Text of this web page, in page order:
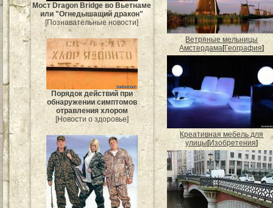
Мост Dragon Bridge во Вьетнаме
или "Огнедышащий дракон"
[Познавательные новости]
Порядок действий при
обнаружении симптомов
отравления хлором
[Новости о здоровье]
Ветряные мельницы
Амстердама[География]
Креативная мебель для
улицы [Изобретения]